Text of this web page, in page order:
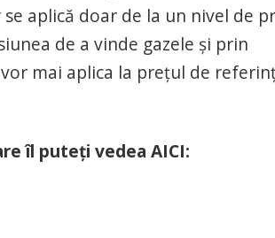
aplică doar de la un nivel de
de a vinde gazele și prin
mai aplica la prețul de
îl puteți vedea AICI: